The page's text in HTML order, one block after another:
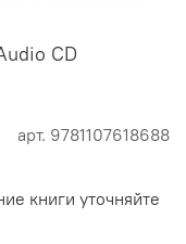
арт. 9781107618688
CD
книги уточняйте